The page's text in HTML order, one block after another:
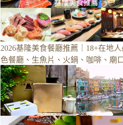
2026基隆美食餐廳推薦｜18+在地
色餐廳、生魚片、火鍋、咖啡、廟